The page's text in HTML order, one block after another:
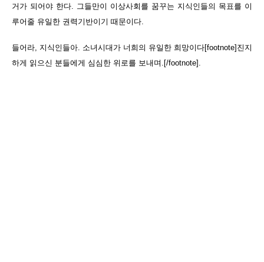
거가 되어야 한다. 그들만이 이상사회를 꿈꾸는 지식인들의 목표를 이
루어줄 유일한 권력기반이기 때문이다.
들어라, 지식인들아. 소녀시대가 너희의 유일한 희망이다[footnote]진지
하게 읽으신 분들에게 심심한 위로를 보내며.[/footnote] .